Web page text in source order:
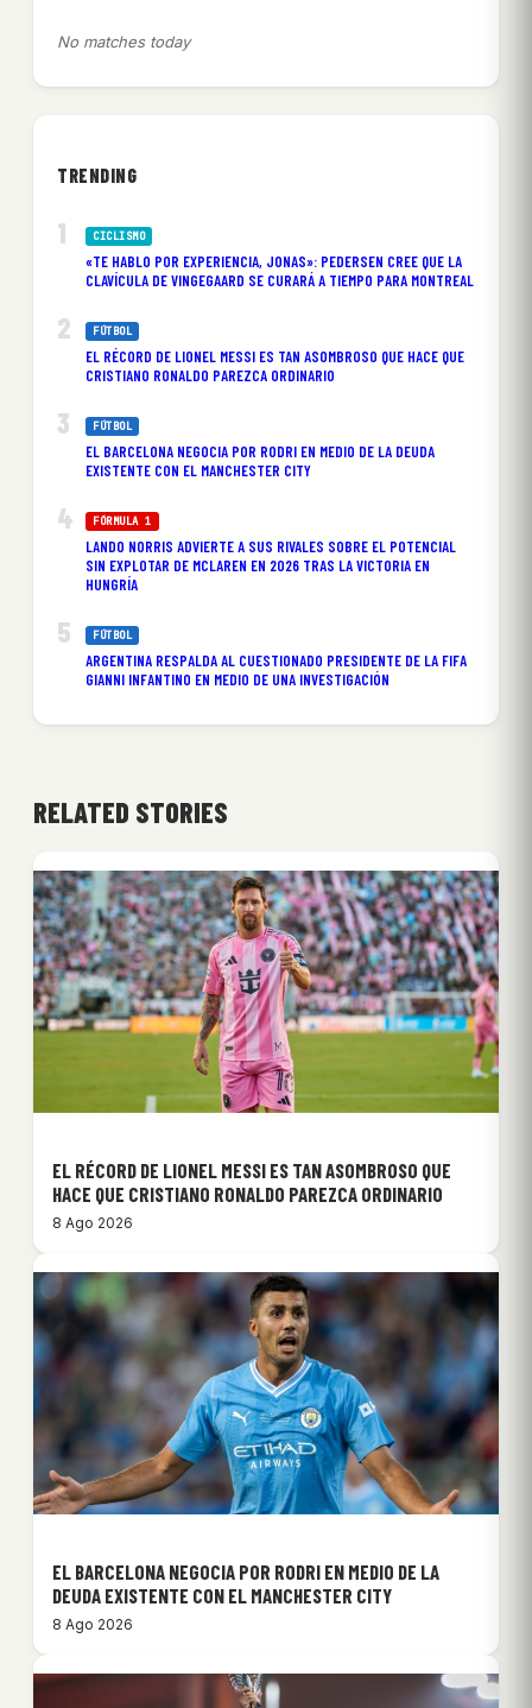
No matches today
TRENDING
CICLISMO
«TE HABLO POR EXPERIENCIA, JONAS»: PEDERSEN CREE QUE LA
CLAVÍCULA DE VINGEGAARD SE CURARÁ A TIEMPO PARA MONTREAL
FÚTBOL
EL RÉCORD DE LIONEL MESSI ES TAN ASOMBROSO QUE HACE QUE
CRISTIANO RONALDO PAREZCA ORDINARIO
FÚTBOL
EL BARCELONA NEGOCIA POR RODRI EN MEDIO DE LA DEUDA
EXISTENTE CON EL MANCHESTER CITY
FÓRMULA 1
LANDO NORRIS ADVIERTE A SUS RIVALES SOBRE EL POTENCIAL
SIN EXPLOTAR DE MCLAREN EN 2026 TRAS LA VICTORIA EN
HUNGRÍA
FÚTBOL
ARGENTINA RESPALDA AL CUESTIONADO PRESIDENTE DE LA FIFA
GIANNI INFANTINO EN MEDIO DE UNA INVESTIGACIÓN
RELATED STORIES
EL RÉCORD DE LIONEL MESSI ES TAN ASOMBROSO QUE
HACE QUE CRISTIANO RONALDO PAREZCA ORDINARIO
8 Ago 2026
EL BARCELONA NEGOCIA POR RODRI EN MEDIO DE LA
DEUDA EXISTENTE CON EL MANCHESTER CITY
8 Ago 2026